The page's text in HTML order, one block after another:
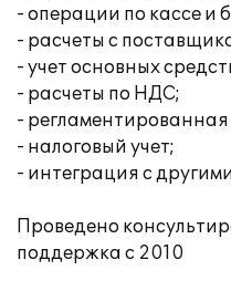
- операции по кассе и
- расчеты с
- учет основных
- расчеты по НДС;
- регламентированная
- налоговый учет;
- интеграция с
Проведено
поддержка c 2010